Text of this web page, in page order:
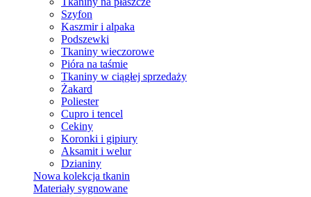
Szyfon
Kaszmir i alpaka
Podszewki
Tkaniny wieczorowe
Pióra na taśmie
Tkaniny w ciągłej sprzedaży
Żakard
Poliester
Cupro i tencel
Cekiny
Koronki i gipiury
Aksamit i welur
Dzianiny
Nowa kolekcja tkanin
Materiały sygnowane